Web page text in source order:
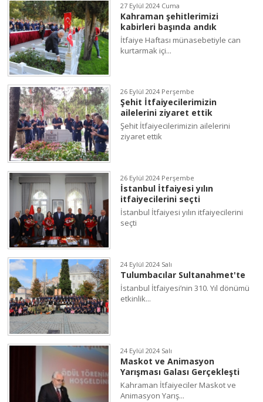
27 Eylül 2024 Cuma
Kahraman şehitlerimizi
kabirleri başında andık
İtfaiye Haftası münasebetiyle can
kurtarmak içi...
26 Eylül 2024 Perşembe
Şehit İtfaiyecilerimizin
ailelerini ziyaret ettik
Şehit İtfaiyecilerimizin ailelerini
ziyaret ettik
26 Eylül 2024 Perşembe
İstanbul İtfaiyesi yılın
itfaiyecilerini seçti
İstanbul İtfaiyesi yılın itfaiyecilerini
seçti
24 Eylül 2024 Salı
Tulumbacılar Sultanahmet'te
İstanbul İtfaiyesi’nin 310. Yıl dönümü
etkinlik...
24 Eylül 2024 Salı
Maskot ve Animasyon
Yarışması Galası Gerçekleşti
Kahraman İtfaiyeciler Maskot ve
Animasyon Yarış...